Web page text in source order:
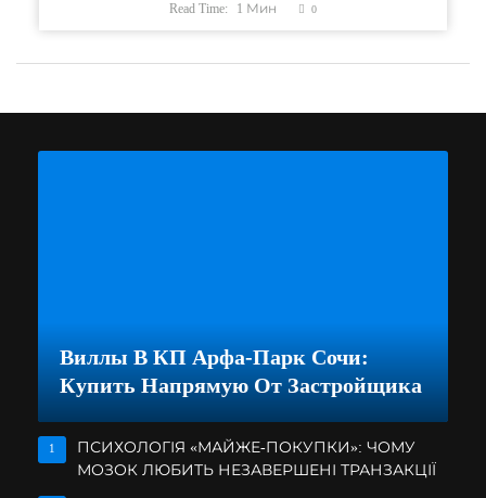
Read Time: 1 Мин 0
Виллы В КП Арфа-Парк Сочи:
Купить Напрямую От Застройщика
1
ПСИХОЛОГІЯ «МАЙЖЕ-ПОКУПКИ»: ЧОМУ
МОЗОК ЛЮБИТЬ НЕЗАВЕРШЕНІ ТРАНЗАКЦІЇ